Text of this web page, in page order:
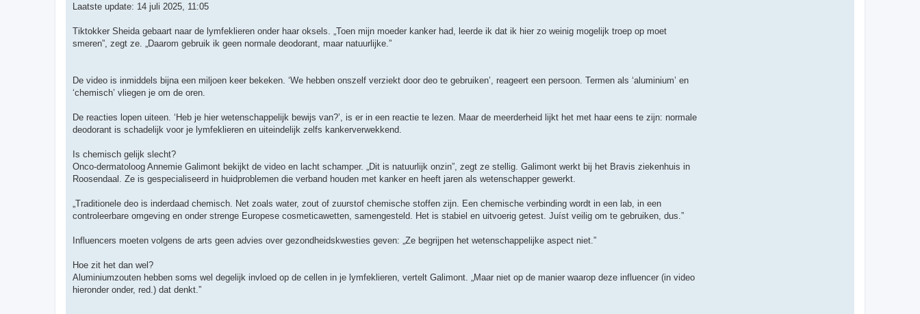
Laatste update: 14 juli 2025, 11:05
Tiktokker Sheida gebaart naar de lymfeklieren onder haar oksels. „Toen mijn moeder kanker had, leerde ik dat ik hier zo weinig mogelijk troep op moet
smeren”, zegt ze. „Daarom gebruik ik geen normale deodorant, maar natuurlijke.”
De video is inmiddels bijna een miljoen keer bekeken. ‘We hebben onszelf verziekt door deo te gebruiken’, reageert een persoon. Termen als ‘aluminium’ en
‘chemisch’ vliegen je om de oren.
De reacties lopen uiteen. ‘Heb je hier wetenschappelijk bewijs van?’, is er in een reactie te lezen. Maar de meerderheid lijkt het met haar eens te zijn: normale
deodorant is schadelijk voor je lymfeklieren en uiteindelijk zelfs kankerverwekkend.
Is chemisch gelijk slecht?
Onco-dermatoloog Annemie Galimont bekijkt de video en lacht schamper. „Dit is natuurlijk onzin”, zegt ze stellig. Galimont werkt bij het Bravis ziekenhuis in
Roosendaal. Ze is gespecialiseerd in huidproblemen die verband houden met kanker en heeft jaren als wetenschapper gewerkt.
„Traditionele deo is inderdaad chemisch. Net zoals water, zout of zuurstof chemische stoffen zijn. Een chemische verbinding wordt in een lab, in een
controleerbare omgeving en onder strenge Europese cosmeticawetten, samengesteld. Het is stabiel en uitvoerig getest. Juíst veilig om te gebruiken, dus.”
Influencers moeten volgens de arts geen advies over gezondheidskwesties geven: „Ze begrijpen het wetenschappelijke aspect niet.”
Hoe zit het dan wel?
Aluminiumzouten hebben soms wel degelijk invloed op de cellen in je lymfeklieren, vertelt Galimont. „Maar niet op de manier waarop deze influencer (in video
hieronder onder, red.) dat denkt.”